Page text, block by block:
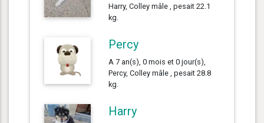
Harry, Colley mâle , pesait 22.1
kg.
Percy
A 7 an(s), 0 mois et 0 jour(s),
Percy, Colley mâle , pesait 28.8
kg.
Harry